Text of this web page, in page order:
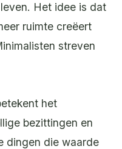
Het idee is dat
ruimte creëert
streven
het
bezittingen en
dingen die waarde